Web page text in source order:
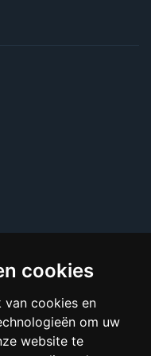
cookies
van cookies en
om uw
website te